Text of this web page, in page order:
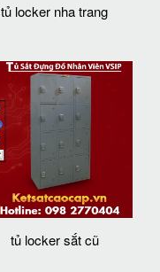
tủ locker nha trang
tủ locker sắt cũ